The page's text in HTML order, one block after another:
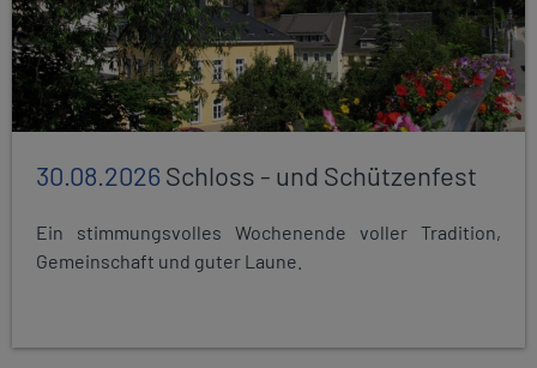
30.08.2026Schloss - und Schützenfest
Ein stimmungsvolles Wochenende voller Tradition,
Gemeinschaft und guter Laune.